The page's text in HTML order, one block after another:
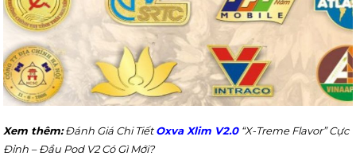
Xem thêm:Đánh Giá Chi TiếtOxva Xlim V2.0“X-Treme Flavor” Cực
Đỉnh – Đầu Pod V2 Có Gì Mới?